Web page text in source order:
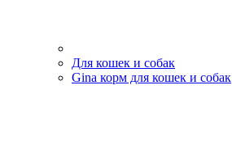
Для кошек и собак
Gina корм для кошек и собак